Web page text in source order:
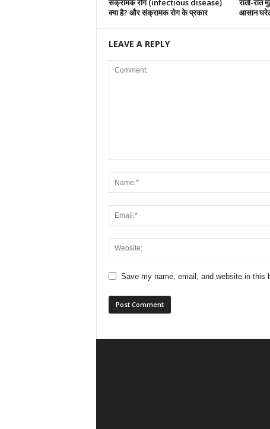
संक्रामक रोग (infectious disease)
क्या है? और संक्रामक रोग के प्रकार
रातों-रात
आसान
LEAVE A REPLY
Save my name, email, and website in this